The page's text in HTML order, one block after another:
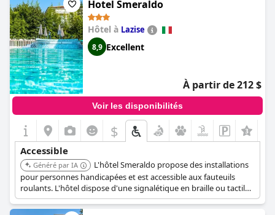
fourni. Les caractéristiques spécifiques des salles de bain
incluent des cordons d'urgence, des lavabos plus bas, des
toilettes plus hautes et des toilettes avec barres d'appui.
Hotel Smeraldo
Hôtel à Lazise
8,9 Excellent
À partir de 212 $
Voir les disponibilités
$
Accessible
Généré par IA
L'hôtel Smeraldo propose des installations
pour personnes handicapées et est accessible aux fauteuils
roulants. L'hôtel dispose d'une signalétique en braille ou tactile
et d'un parking accessible. Les équipements spécifiques de la
salle de bains comprennent une corde d'urgence dans la salle de